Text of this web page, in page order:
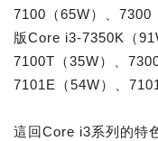
7100（65W）、7300
版Core i3-7350K（
7100T（35W）、
7101E（54W）、
這回Core i3系列的特